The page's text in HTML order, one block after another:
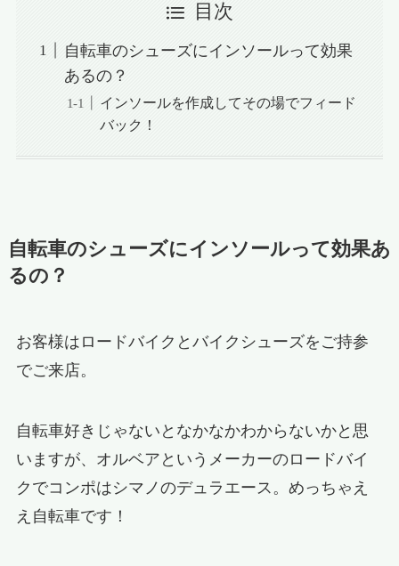
目次
自転車のシューズにインソールって効果
あるの？
インソールを作成してその場でフィード
バック！
自転車のシューズにインソールって効果あ
るの？
お客様はロードバイクとバイクシューズをご持参
でご来店。
自転車好きじゃないとなかなかわからないかと思
いますが、オルベアというメーカーのロードバイ
クでコンポはシマノのデュラエース。めっちゃえ
え自転車です！